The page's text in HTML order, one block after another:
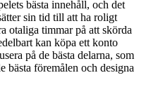
bästa innehåll, och det
sin tid till att ha roligt
otaliga timmar på att skörda
kan köpa ett konto
på de bästa delarna, som
bästa föremålen och designa